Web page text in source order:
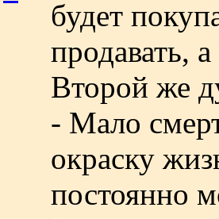
будет
продавать,
Второй же
- Мало
окраску
постоянно